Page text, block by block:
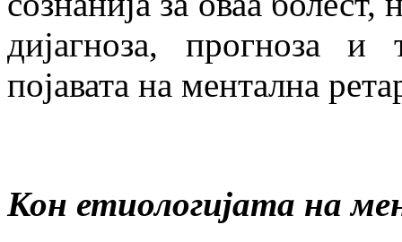
дијагноза, прогноза
појавата на ментална
Кон етиологијата на